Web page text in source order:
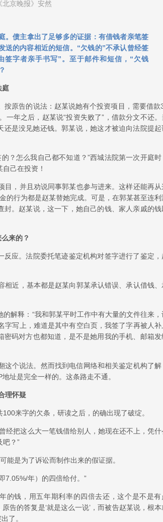
北京晚报》安然
。债主拿出了足够多的证据：有借钱者亲笔签
送的内容相近的短信。“欠钱的”不承认曾经签
字者亲手书写”。至于邮件和短信，“欠钱
庭
原告的说法：赵某说她有个投资项目，需要借款
年之后，赵某说“投资失败了”，借款分文不还。
是没见她还钱。郭某说，她这才被迫向法院提起
？怎么我自己都不知道？”西城法院第一次开庭时
己在投资！
，并且劝说同事郭某也参与进来。这样还能再从
的行为都是赵某替她完成。可是，在郭某甚至连利
封。赵某说，这一下，她自己的钱、家人亲戚的钱
来的？
反应。法院委托笔迹鉴定机构对签字进行了鉴定，
相近，基本都是赵某向郭某承认错误、承认借钱、
解释：“我和郭某平时工作中有大量的文件往来，
字写上，难道是其中有空白页，我签了字再被人补
密码对方也都知道，是不是她用我的手机、邮箱发
个说法。然而找到电信网络和相关鉴定机构了解
址是完全一样的。这条路走不通。
理怀疑
来字的欠条，研读之后，的确出现了破绽。
经把这么大一笔钱借给别人，她现在还不上，凭什
吧？”
能是为了诉讼而制作出来的假证据。
7.05%/年）的四倍给付。”
的钱，用五年期利率的四倍去还，这个是不是有
告的答复是‘就是这么一说’，而被告赵某说，根本
了。